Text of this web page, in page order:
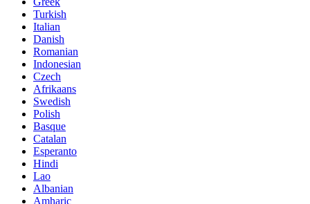
Turkish
Italian
Danish
Romanian
Indonesian
Czech
Afrikaans
Swedish
Polish
Basque
Catalan
Esperanto
Hindi
Lao
Albanian
Amharic